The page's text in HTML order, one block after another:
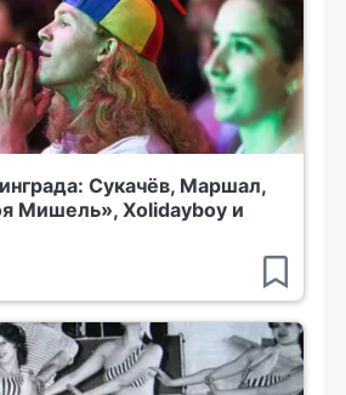
Сукачёв, Маршал,
Мишель», Xolidayboy и